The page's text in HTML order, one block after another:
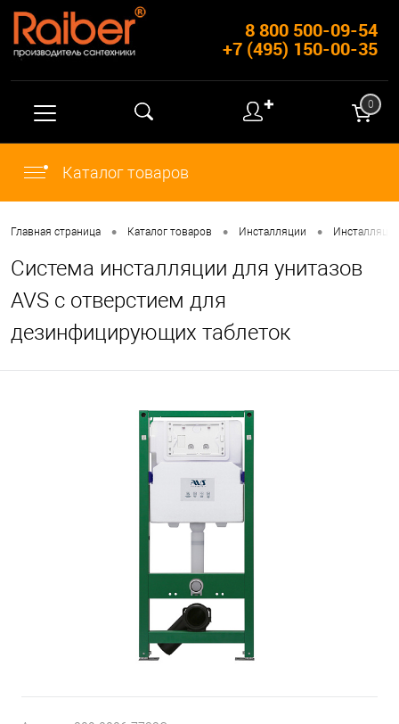
8 800 500-09-54
+7 (495) 150-00-35
✚ 0
Каталог товаров
Главная страница • Каталог товаров • Инсталляции •
Система инсталляции для унитазов
AVS с отверстием для
дезинфицирующих таблеток